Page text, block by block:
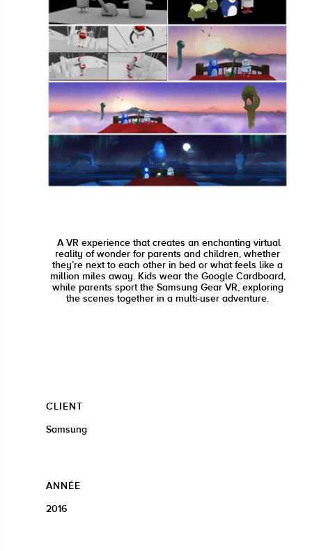
A VR experience that creates an enchanting virtual
reality of wonder for parents and children, whether
they’re next to each other in bed or what feels like a
million miles away. Kids wear the Google Cardboard,
while parents sport the Samsung Gear VR, exploring
the scenes together in a multi-user adventure.
CLIENT
Samsung
ANNÉE
2016